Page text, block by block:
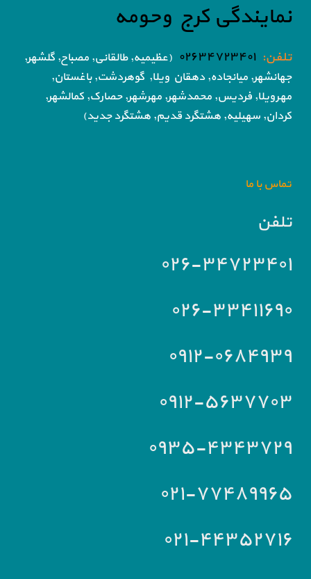
نمایندگی کرج وحومه
تلفن: ۰۲۶۳۴۷۲۳۴۰۱
(عظیمیه, طالقانی, مصباح, گلشهر,
جهانشهر, میانجاده, دهقان ویلا, گوهردشت, باغستان,
مهرویلا, فردیس, محمدشهر, مهرشهر, حصارک, کمالشهر,
کردان, سهیلیه, هشتگرد قدیم, هشتگرد جدید)
تماس با ما
تلفن
۰۲۶-۳۴۷۲۳۴۰۱
۰۲۶-۳۳۴۱۱۶۹۰
۰۹۱۲-۰۶۸۴۹۳۹
۰۹۱۲-۵۶۳۷۷۰۳
۰۹۳۵-۴۳۴۳۷۲۹
۰۲۱-۷۷۴۸۹۹۶۵
۰۲۱-۴۴۳۵۲۷۱۶